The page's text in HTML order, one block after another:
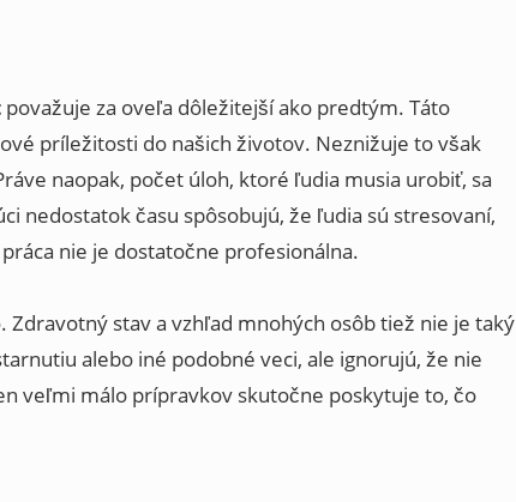
považuje za oveľa dôležitejší ako predtým. Táto
príležitosti do našich životov. Neznižuje to však
naopak, počet úloh, ktoré ľudia musia urobiť, sa
nedostatok času spôsobujú, že ľudia sú stresovaní,
nie je dostatočne profesionálna.
. Zdravotný stav a vzhľad mnohých osôb tiež nie je taký
alebo iné podobné veci, ale ignorujú, že nie
veľmi málo prípravkov skutočne poskytuje to, čo